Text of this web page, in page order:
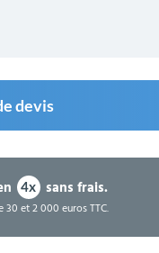
devis
4x sans frais.
et 2 000 euros TTC.